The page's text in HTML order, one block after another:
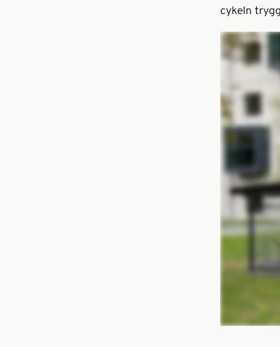
cykeln